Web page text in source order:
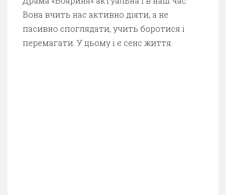
Вона вчить нас активно діяти, а не
пасивно споглядати, учить боротися і
перемагати. У цьому і є сенс життя.